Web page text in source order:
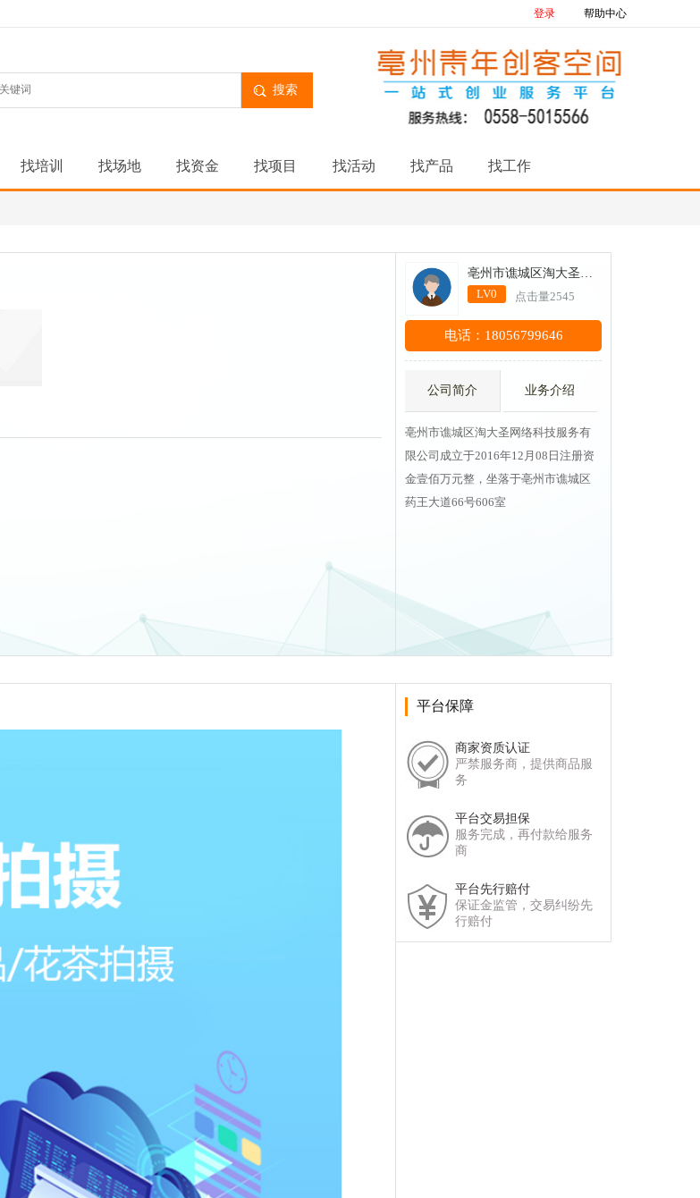
登录 帮助中心
搜索
找培训 找场地 找资金 找项目 找活动 找产品 找工作
亳州市谯城区淘大圣网络科技服务有限公司
LV0
点击量2545
电话：18056799646
公司简介 业务介绍
亳州市谯城区淘大圣网络科技服务有
限公司成立于2016年12月08日注册资
金壹佰万元整，坐落于亳州市谯城区
药王大道66号606室
平台保障
商家资质认证
严禁服务商，提供商品服
务
平台交易担保
服务完成，再付款给服务
商
平台先行赔付
保证金监管，交易纠纷先
行赔付